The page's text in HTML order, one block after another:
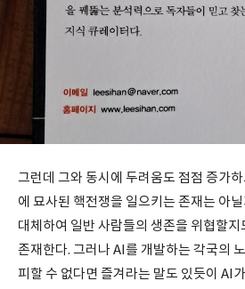
그런데 그와 동시에 두려움도 점점 증가
에 묘사된 핵전쟁을 일으키는 존재는 아
대체하여 일반 사람들의 생존을 위협할
존재한다. 그러나 AI를 개발하는 각국의
피할 수 없다면 즐겨라는 말도 있듯이 AI